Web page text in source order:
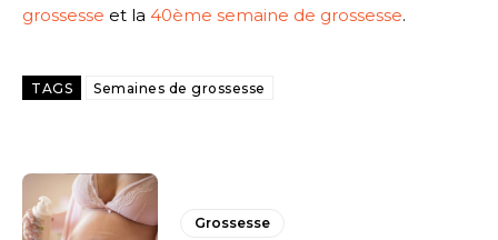
grossesse et la 40ème semaine de grossesse.
TAGS Semaines de grossesse
Grossesse